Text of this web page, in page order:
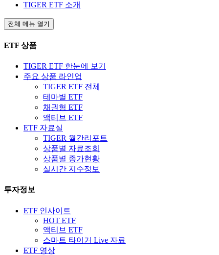
TIGER ETF 소개
전체 메뉴 열기
ETF 상품
TIGER ETF 한눈에 보기
주요 상품 라인업
TIGER ETF 전체
테마별 ETF
채권형 ETF
액티브 ETF
ETF 자료실
TIGER 월간리포트
상품별 자료조회
상품별 종가현황
실시간 지수정보
투자정보
ETF 인사이트
HOT ETF
액티브 ETF
스마트 타이거 Live 자료
ETF 영상